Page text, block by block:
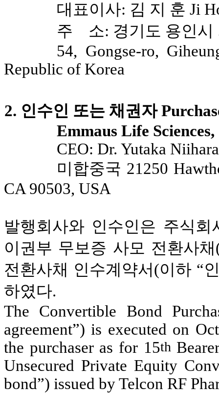
대표이사: 김 지 훈 Ji
주 소: 경기도 용인시
54, Gongse-ro,
Republic of Korea
2. 인수인 또는 채권자
Emmaus Life
CEO: Dr. Yutaka Niihara
미합중국 21250
CA 90503, USA
발행회사와 인수인은 주식
이권부 무보증 사모 전환사
전환사채 인수계약서(이하 “
하였다.
The Convertible Bond
agreement”) is executed on
the purchaser as for 15th
Unsecured Private Equity
bond”) issued by Telcon RF